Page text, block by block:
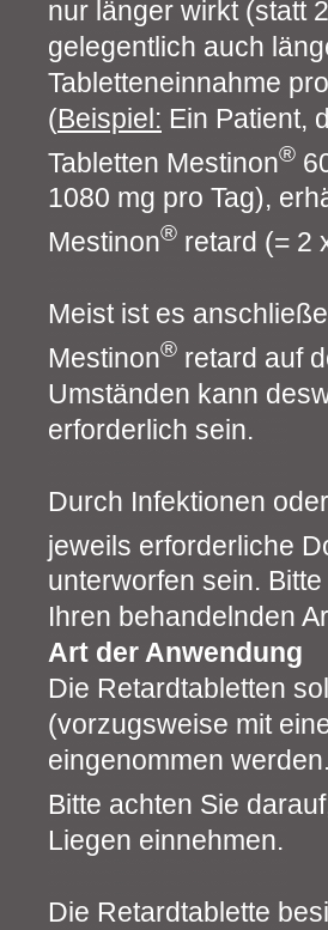
nur länger wirkt (statt
gelegentlich auch
Tabletteneinnahme
(Beispiel: Ein Patient,
Tabletten Mestinon®
1080 mg pro Tag),
Mestinon® retard (= 2
Meist ist es
Mestinon® retard auf
Umständen kann
erforderlich sein.
Durch Infektionen
jeweils erforderliche
unterworfen sein.
Ihren behandelnden
Art der Anwendung
Die Retardtabletten
(vorzugsweise mit
eingenommen werden.
Bitte achten Sie
Liegen einnehmen.
Die Retardtablette